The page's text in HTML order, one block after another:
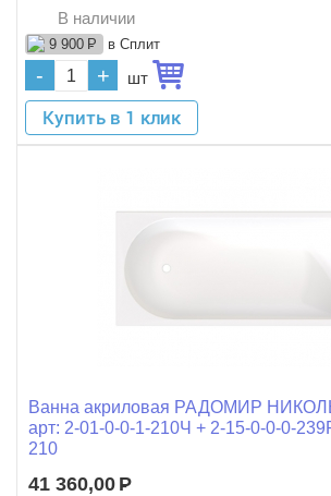
В наличии
9 900 Р в Сплит
- + шт
Купить в 1 клик
Ванна акриловая РАДОМИР
арт: 2-01-0-0-1-210Ч + 2-15-0-0-0-
210
41 360,00 Р